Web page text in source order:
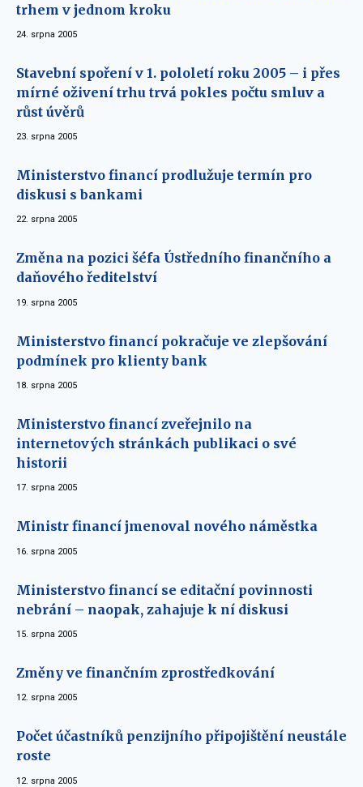
trhem v jednom kroku
24. srpna 2005
Stavební spoření v 1. pololetí roku 2005 – i přes
mírné oživení trhu trvá pokles počtu smluv a
růst úvěrů
23. srpna 2005
Ministerstvo financí prodlužuje termín pro
diskusi s bankami
22. srpna 2005
Změna na pozici šéfa Ústředního finančního a
daňového ředitelství
19. srpna 2005
Ministerstvo financí pokračuje ve zlepšování
podmínek pro klienty bank
18. srpna 2005
Ministerstvo financí zveřejnilo na
internetových stránkách publikaci o své
historii
17. srpna 2005
Ministr financí jmenoval nového náměstka
16. srpna 2005
Ministerstvo financí se editační povinnosti
nebrání – naopak, zahajuje k ní diskusi
15. srpna 2005
Změny ve finančním zprostředkování
12. srpna 2005
Počet účastníků penzijního připojištění neustále
roste
12. srpna 2005